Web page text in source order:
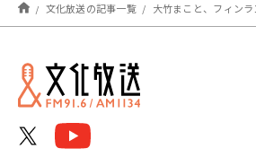
文化放送の記事一覧 大竹まこと、フィンランド首相の動画流出に「酔っぱら